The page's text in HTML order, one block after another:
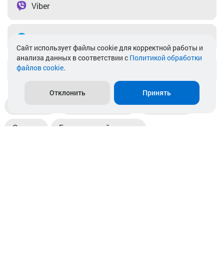
Viber
info@akkamulik.by
Пункты выдачи Магазины
Оплата Безналичный расчет
Cайт использует файлы cookie для корректной работы и
анализа данных в соответствии с Политикой обработки
файлов cookie.
Отклонить Принять